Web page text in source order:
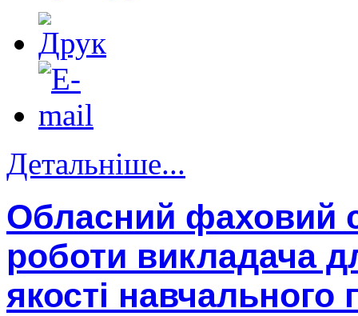
Детальніше...
Обласний фаховий
роботи викладача
якості